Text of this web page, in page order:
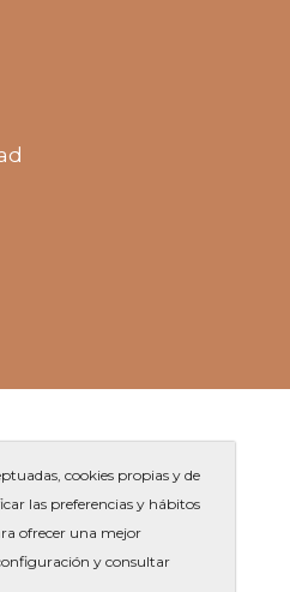
Balmes s/n
91 00
cookies propias y de
las preferencias y hábitos
ofrecer una mejor
y consultar